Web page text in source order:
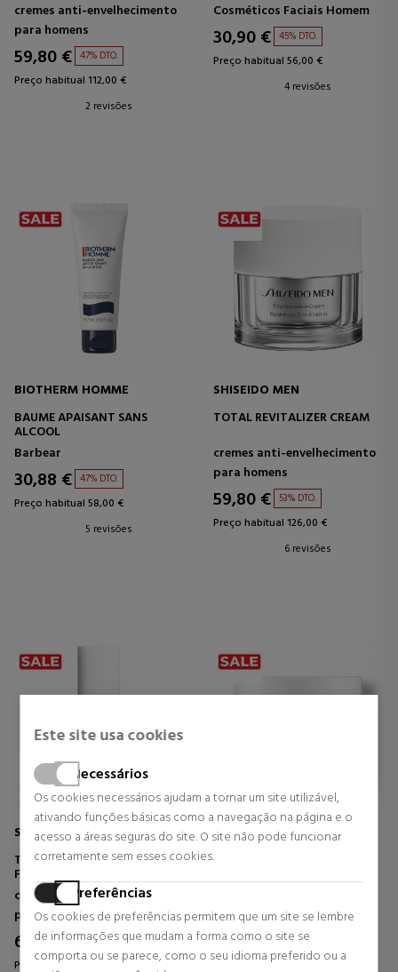
Este site usa cookies
Necessários
Os cookies necessários ajudam a tornar um site utilizável,
ativando funções básicas como a navegação na página e o
acesso a áreas seguras do site. O site não pode funcionar
corretamente sem esses cookies.
Preferências
Os cookies de preferências permitem que um site se lembre
de informações que mudam a forma como o site se
comporta ou se parece, como o seu idioma preferido ou a
cremes anti-envelhecimento
para homens
59,80 € 47% DTO.
Preço habitual 112,00 €
2 revisões
Cosméticos Faciais Homem
30,90 € 45% DTO.
Preço habitual 56,00 €
4 revisões
BIOTHERM HOMME
BAUME APAISANT SANS
ALCOOL
Barbear
30,88 € 47% DTO.
Preço habitual 58,00 €
5 revisões
SHISEIDO MEN
TOTAL REVITALIZER CREAM
cremes anti-envelhecimento
para homens
59,80 € 53% DTO.
Preço habitual 126,00 €
6 revisões
SHISEIDO MEN
TOTAL REVITALIZER LIGHT
FLUID
cremes anti-envelhecimento
para homens
61,70 € 51% DTO.
Preço habitual 127,00 €
KIEHL'S
ULTRA FACIAL OVERNIGHT
10.5% SQUALAN
HIDRATANTE
22,02 € 49% DTO.
Preço habitual 43,00 €